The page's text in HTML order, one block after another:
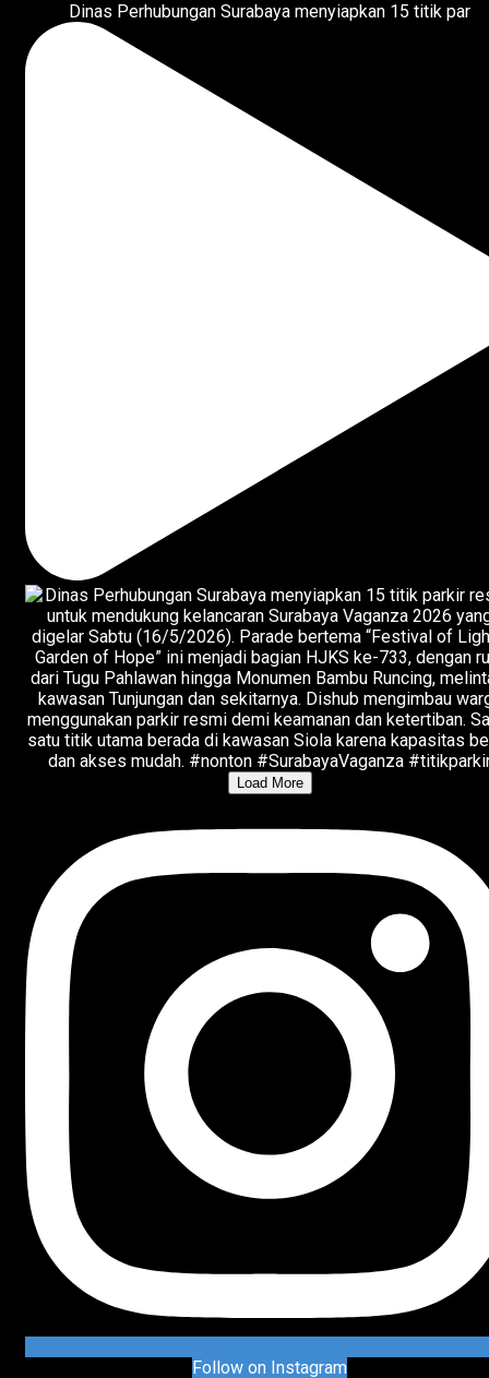
Dinas Perhubungan Surabaya menyiapkan 15 titik par
Load More
Follow on Instagram